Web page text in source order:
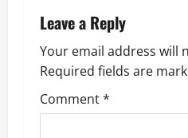
a
v
i
g
Leave a Reply
Your email address will
Required fields are
Comment*